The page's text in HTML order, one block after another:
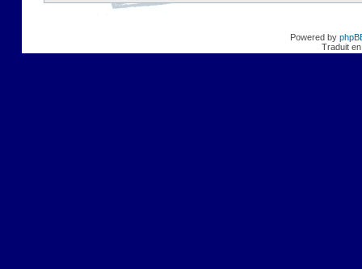
Powered by
Traduit